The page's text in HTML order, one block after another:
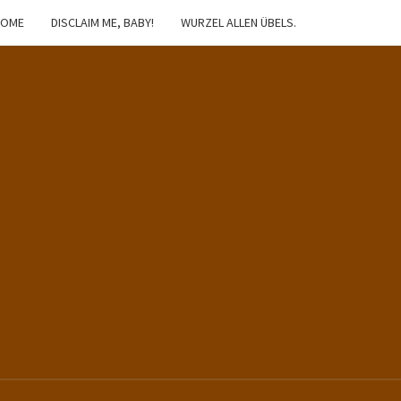
DISCLAIM ME, BABY! WURZEL ALLEN ÜBELS.